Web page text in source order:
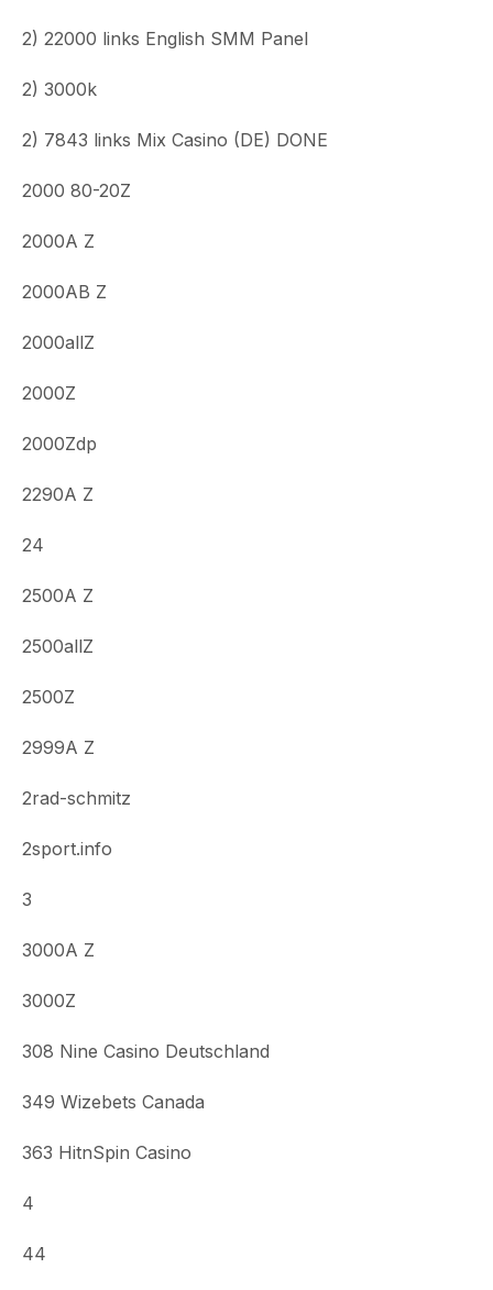
2) 22000 links English SMM Panel
2) 3000k
2) 7843 links Mix Casino (DE) DONE
2000 80-20Z
2000A Z
2000AB Z
2000allZ
2000Z
2000Zdp
2290A Z
24
2500A Z
2500allZ
2500Z
2999A Z
2rad-schmitz
2sport.info
3
3000A Z
3000Z
308 Nine Casino Deutschland
349 Wizebets Canada
363 HitnSpin Casino
4
44